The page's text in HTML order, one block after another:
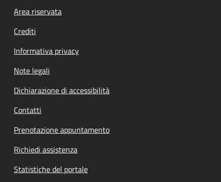
Footer menu
Area riservata
Crediti
Informativa privacy
Note legali
Dichiarazione di accessibilità
Contatti
Prenotazione appuntamento
Richiedi assistenza
Statistiche del portale